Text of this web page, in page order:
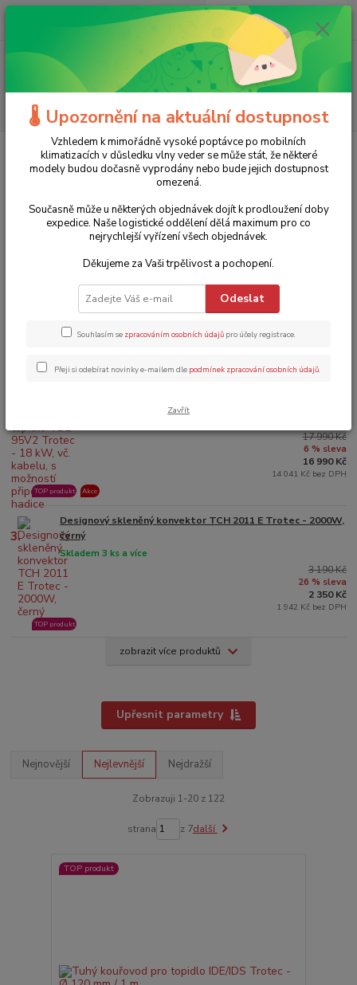
(Po-Ne, 8-20 hod.)
ks
0 Kč
Značky Trotec
Trotec
Nejprodávanější
vč. kabelu, s možností připojení hadice
Není skladem
4 950 Kč bez DPH
TOP produkt Akce
17 990 Kč
6 % sleva
16 990 Kč
14 041 Kč bez DPH
3.
Designový skleněný konvektor TCH 2011 E Trotec - 2000W,
černý
Skladem 3 ks a více
TOP produkt
3 190 Kč
26 % sleva
2 350 Kč
1 942 Kč bez DPH
zobrazit více produktů
Upřesnit parametry
Nejnovější Nejlevnější Nejdražší
Zobrazuji 1-20 z 122
strana z 7další
TOP produkt
🌡️ Upozornění na aktuální dostupnost
Vzhledem k mimořádně vysoké poptávce po mobilních
klimatizacích v důsledku vlny veder se může stát, že některé
modely budou dočasně vyprodány nebo bude jejich dostupnost
omezená.
Současně může u některých objednávek dojít k prodloužení doby
expedice. Naše logistické oddělení dělá maximum pro co
nejrychlejší vyřízení všech objednávek.
Děkujeme za Vaši trpělivost a pochopení.
Odeslat
Souhlasím se zpracováním osobních údajů pro účely registrace.
Přeji si odebírat novinky e-mailem dle podmínek zpracování osobních údajů
Zavřít